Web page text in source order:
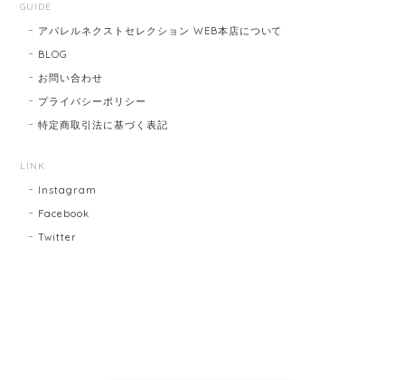
GUIDE
アパレルネクストセレクション WEB本店について
BLOG
お問い合わせ
プライバシーポリシー
特定商取引法に基づく表記
LINK
Instagram
Facebook
Twitter